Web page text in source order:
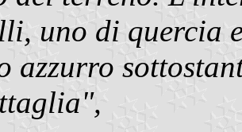
uno di quercia
azzurro